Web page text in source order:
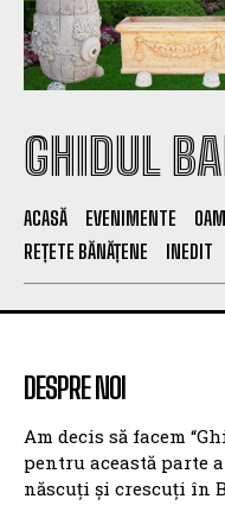
GHIDUL
ACASĂ EVENIMENTE
REȚETE BĂNĂȚENE
INEDIT
DESPRE NOI
Am decis să facem
pentru această parte
născuți și crescuți în